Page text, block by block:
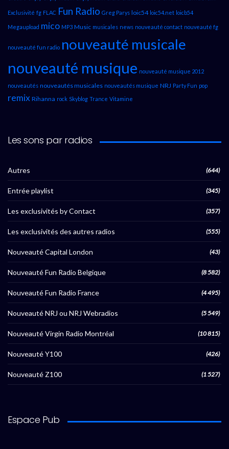
Exclusivité fg FLAC Fun Radio Greg Parys loic54 loic54.net loicb54
Megaupload mico MP3 Music musicales news nouveauté contact nouveauté fg
nouveauté fun radio nouveauté musicale
nouveauté musique nouveauté musique 2012
nouveautés nouveautés musicales nouveautés musique NRJ Party Fun pop
remix Rihanna rock Skyblog Trance Vitamine
Les sons par radios
Autres (644)
Entrée playlist (345)
Les exclusivités by Contact (357)
Les exclusivités des autres radios (555)
Nouveauté Capital London (43)
Nouveauté Fun Radio Belgique (8 582)
Nouveauté Fun Radio France (4 495)
Nouveauté NRJ ou NRJ Webradios (5 549)
Nouveauté Virgin Radio Montréal (10 815)
Nouveauté Y100 (426)
Nouveauté Z100 (1 527)
Espace Pub